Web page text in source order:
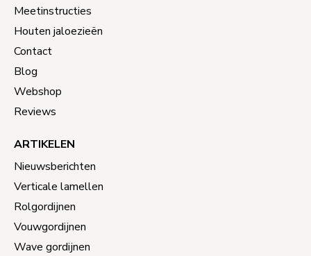
Meetinstructies
Houten jaloezieën
Contact
Blog
Webshop
Reviews
ARTIKELEN
Nieuwsberichten
Verticale lamellen
Rolgordijnen
Vouwgordijnen
Wave gordijnen